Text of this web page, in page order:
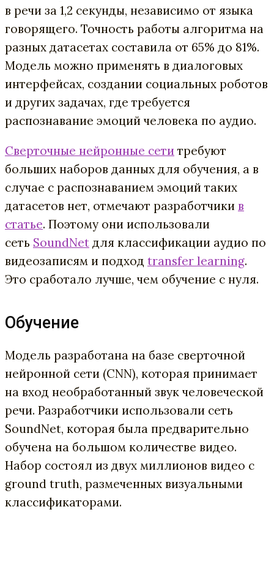
в речи за 1,2 секунды, независимо от языка
говорящего. Точность работы алгоритма на
разных датасетах составила от 65% до 81%.
Модель можно применять в диалоговых
интерфейсах, создании социальных роботов
и других задачах, где требуется
распознавание эмоций человека по аудио.
Сверточные нейронные сети требуют
больших наборов данных для обучения, а в
случае с распознаванием эмоций таких
датасетов нет, отмечают разработчики в
статье. Поэтому они использовали
сеть SoundNet для классификации аудио по
видеозаписям и подход transfer learning.
Это сработало лучше, чем обучение с нуля.
Обучение
Модель разработана на базе сверточной
нейронной сети (CNN), которая принимает
на вход необработанный звук человеческой
речи. Разработчики использовали сеть
SoundNet, которая была предварительно
обучена на большом количестве видео.
Набор состоял из двух миллионов видео с
ground truth, размеченных визуальными
классификаторами.